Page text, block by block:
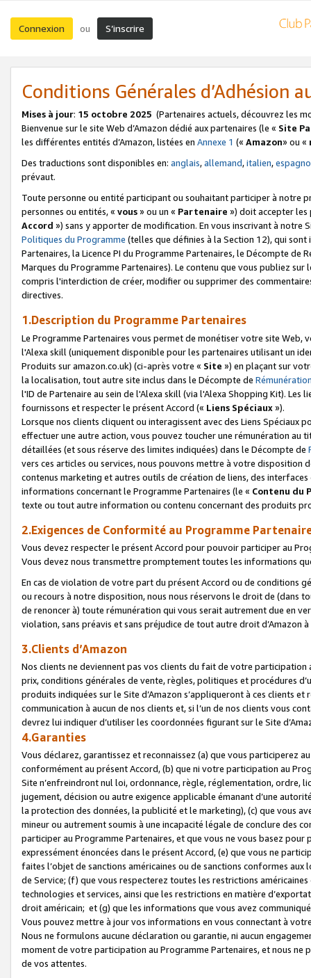
Connexion ou S’inscrire
Conditions Générales d’Adhésion
Mises à jour: 15 octobre 2025 (Partenaires actuels, découvrez les
Bienvenue sur le site Web d’Amazon dédié aux partenaires (le « Site
les différentes entités d’Amazon, listées en Annexe 1 (« Amazon» ou «
Des traductions sont disponibles en: anglais,allemand,italien,
prévaut.
Toute personne ou entité participant ou souhaitant participer à notre
personnes ou entités, « vous» ou un « Partenaire ») doit accepter les
Accord ») sans y apporter de modification. En vous inscrivant à notre
Politiques du Programme (telles que définies à la Section 12), qui
Partenaires, la Licence PI du Programme Partenaires, le Décompte de
Marques du Programme Partenaires). Le contenu que vous publiez
compris l'interdiction de créer, modifier ou supprimer des
directives.
1.Description du Programme Partenaires
Le Programme Partenaires vous permet de monétiser votre site Web,
l'Alexa skill (uniquement disponible pour les partenaires utilisant un
Produits sur amazon.co.uk) (ci-après votre « Site ») en plaçant sur
la localisation, tout autre site inclus dans le Décompte de
l'ID de Partenaire au sein de l'Alexa skill (via l'Alexa Shopping Kit).
fournissons et respecter le présent Accord (« Liens Spéciaux»).
Lorsque nos clients cliquent ou interagissent avec des Liens Spéciaux
effectuer une autre action, vous pouvez toucher une rémunération
détaillées (et sous réserve des limites indiquées) dans le Décompte de
vers ces articles ou services, nous pouvons mettre à votre disposition
contenus marketing et autres outils de création de liens, des
informations concernant le Programme Partenaires (le « Contenu du
texte ou tout autre information ou contenu concernant des produits
2.Exigences de Conformité au Programme
Vous devez respecter le présent Accord pour pouvoir participer au
Vous devez nous transmettre promptement toutes les informations
En cas de violation de votre part du présent Accord ou de conditions
ou recours à notre disposition, nous nous réservons le droit de (dans
de renoncer à) toute rémunération qui vous serait autrement due en
violation, sans préavis et sans préjudice de tout autre droit
3.Clients d’Amazon
Nos clients ne deviennent pas vos clients du fait de votre
prix, conditions générales de vente, règles, politiques et procédures
produits indiquées sur le Site d’Amazon s’appliqueront à ces clients
communication à aucun de nos clients et, si l’un de nos clients vous
devrez lui indiquer d’utiliser les coordonnées figurant sur le Site
4.Garanties
Vous déclarez, garantissez et reconnaissez (a) que vous participerez
conformément au présent Accord, (b) que ni votre participation au
Site n’enfreindront nul loi, ordonnance, règle, réglementation, ordre,
jugement, décision ou autre exigence applicable émanant d’une
la protection des données, la publicité et le marketing), (c) que vous
mineur ou autrement soumis à une incapacité légale de conclure des
participer au Programme Partenaires, et que vous ne vous basez
expressément énoncées dans le présent Accord, (e) que vous ne
faites l’objet de sanctions américaines ou de sanctions conformes
de Service; (f) que vous respecterez toutes les restrictions
technologies et services, ainsi que les restrictions en matière
droit américain; et (g) que les informations que vous avez
Vous pouvez mettre à jour vos informations en vous connectant à
Nous ne formulons aucune déclaration ou garantie, ni aucun
moment de votre participation au Programme Partenaires, et nous
de vos attentes.